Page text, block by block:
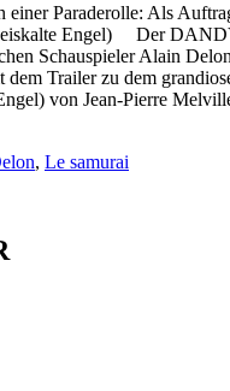
einer Paraderolle: Als
eiskalte Engel) Der
Schauspieler Alain
dem Trailer zu dem
von Jean-Pierre
, Le samurai